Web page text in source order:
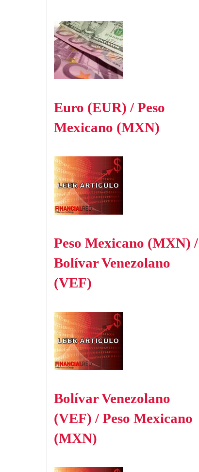
Euro (EUR) / Peso
Mexicano (MXN)
Peso Mexicano (MXN) /
Bolívar Venezolano
(VEF)
Bolívar Venezolano
(VEF) / Peso Mexicano
(MXN)